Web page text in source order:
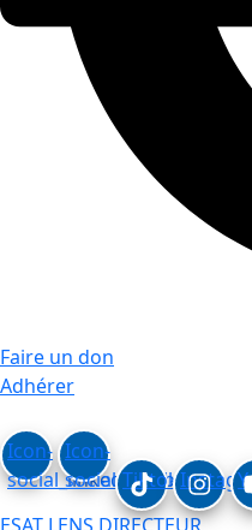
Faire un don
Adhérer
Icon-
social_linkedin
Icon-
social_facebook
Tiktok